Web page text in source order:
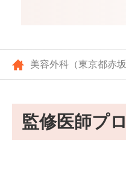
美容外科（東京都赤
監修医師プ